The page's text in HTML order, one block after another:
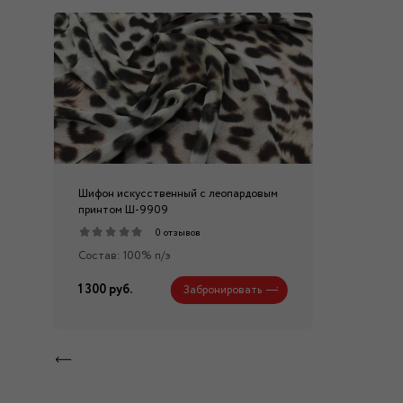
Шифон искусственный с леопардовым
принтом Ш-9909
0 отзывов
Состав: 100% п/э
1 300 руб. Забронировать